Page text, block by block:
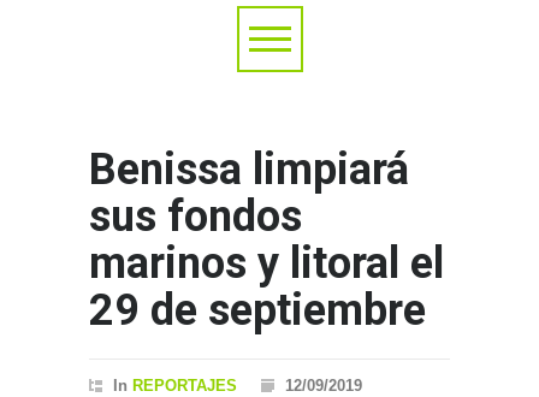
Benissa limpiará
sus fondos
marinos y litoral el
29 de septiembre
In REPORTAJES
12/09/2019